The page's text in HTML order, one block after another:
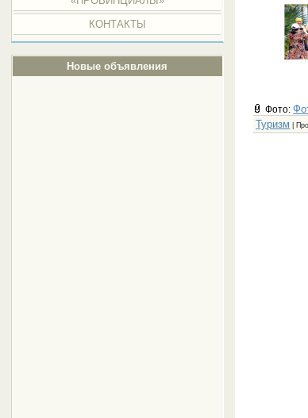
КОНТАКТЫ
Новые объявления
Фото:
Туризм
|